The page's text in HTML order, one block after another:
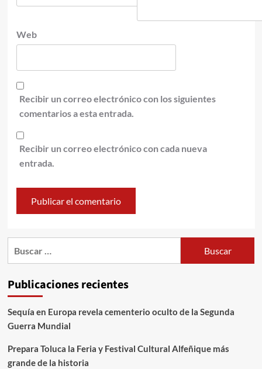
Web
Recibir un correo electrónico con los siguientes
comentarios a esta entrada.
Recibir un correo electrónico con cada nueva
entrada.
Publicaciones recientes
Sequía en Europa revela cementerio oculto de la Segunda
Guerra Mundial
Prepara Toluca la Feria y Festival Cultural Alfeñique más
grande de la historia